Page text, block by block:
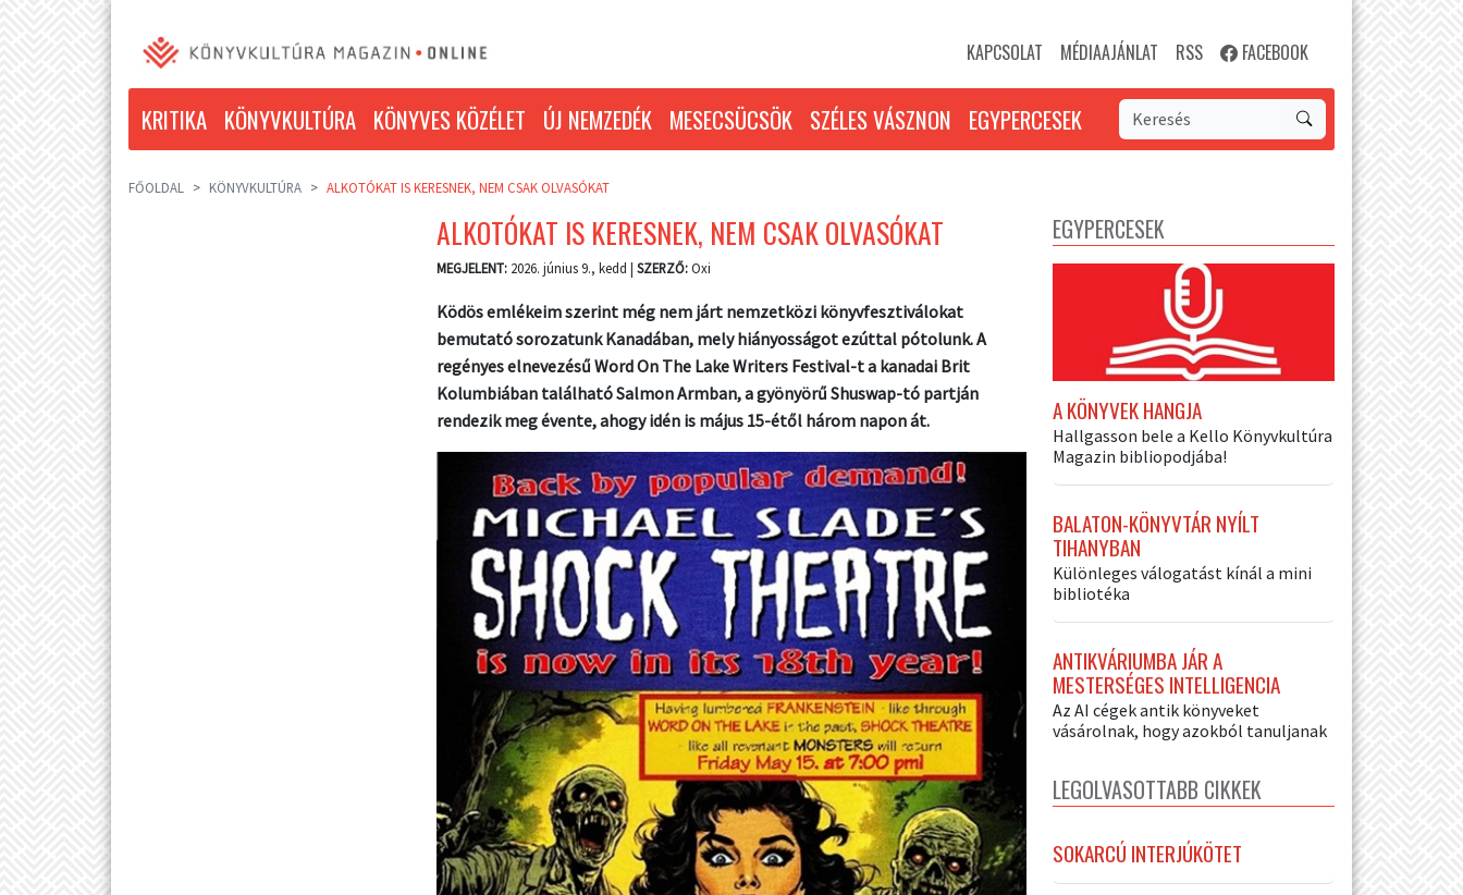
KAPCSOLAT MÉDIAAJÁNLAT RSS FACEBOOK
KRITIKA KÖNYVKULTÚRA KÖNYVES KÖZÉLET ÚJ NEMZEDÉK MESECSÜCSÖK SZÉLES VÁSZNON EGYPERCESEK
FŐOLDAL KÖNYVKULTÚRA ALKOTÓKAT IS KERESNEK, NEM CSAK OLVASÓKAT
ALKOTÓKAT IS KERESNEK, NEM CSAK OLVASÓKAT
MEGJELENT: 2026. június 9., kedd | SZERZŐ:Oxi
Ködös emlékeim szerint még nem járt nemzetközi könyvfesztiválokat
bemutató sorozatunk Kanadában, mely hiányosságot ezúttal pótolunk. A
regényes elnevezésű Word On The Lake Writers Festival-t a kanadai Brit
Kolumbiában található Salmon Armban, a gyönyörű Shuswap-tó partján
rendezik meg évente, ahogy idén is május 15-étől három napon át.
EGYPERCESEK
A KÖNYVEK HANGJA
Hallgasson bele a Kello Könyvkultúra
Magazin bibliopodjába!
BALATON-KÖNYVTÁR NYÍLT
TIHANYBAN
Különleges válogatást kínál a mini
bibliotéka
ANTIKVÁRIUMBA JÁR A
MESTERSÉGES INTELLIGENCIA
Az AI cégek antik könyveket
vásárolnak, hogy azokból tanuljanak
LEGOLVASOTTABB CIKKEK
SOKARCÚ INTERJÚKÖTET